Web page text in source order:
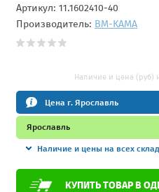
Артикул: 11.1602410-40
Производитель: ВМ-КАМА
Наличие и цена (руб)
Цена г. Ярославль
Ярославль
Наличие и цены на всех
КУПИТЬ ТОВАР В